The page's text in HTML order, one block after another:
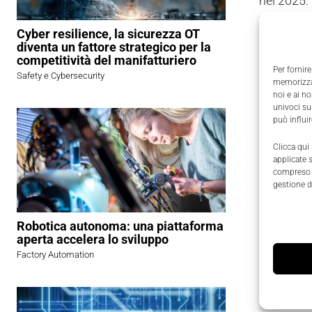
Per
noi e ai
univoci
può
Clicca qui
applicate
gestione
Cyber resilience, la sicurezza OT
diventa un fattore strategico per la
competitività del manifatturiero
Safety e Cybersecurity
Robotica autonoma: una piattaforma
aperta accelera lo sviluppo
Factory Automation
24,6%
40%
La
Cresce